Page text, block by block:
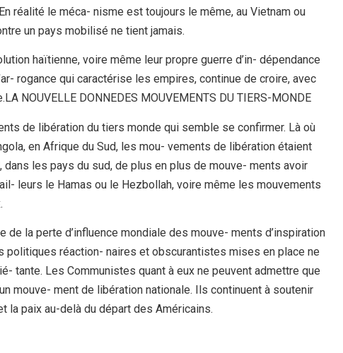
réalité le méca- nisme est toujours le même, au Vietnam ou
un pays mobilisé ne tient jamais.
haïtienne, voire même leur propre guerre d’in- dépendance
rogance qui caractérise les empires, continue de croire, avec
NOUVELLE DONNEDES MOUVEMENTS DU TIERS-MONDE
de libération du tiers monde qui semble se confirmer. Là où
en Afrique du Sud, les mou- vements de libération étaient
les pays du sud, de plus en plus de mouve- ments avoir
leurs le Hamas ou le Hezbollah, voire même les mouvements
de la perte d’influence mondiale des mouve- ments d’inspiration
réaction- naires et obscurantistes mises en place ne
tante. Les Communistes quant à eux ne peuvent admettre que
mouve- ment de libération nationale. Ils continuent à soutenir
la paix au-delà du départ des Américains.